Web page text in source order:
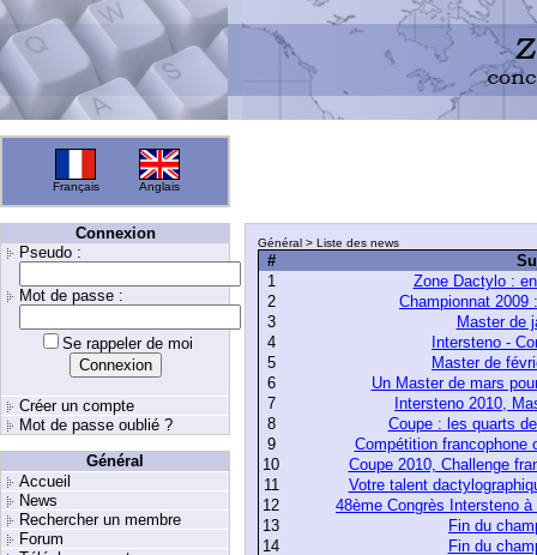
Français Anglais
Connexion
Pseudo :
Mot de passe :
Se rappeler de moi
Créer un compte
Mot de passe oublié ?
Général
Accueil
News
Rechercher un membre
Forum
Général > Liste des news
#
1
Zone Dactylo :
2
Championnat 2009
3
Master de
4
Intersteno -
5
Master de
6
Un Master de mars
7
Intersteno 2010,
8
Coupe : les quarts
9
Compétition francophone
10
Coupe 2010, Challenge
11
Votre talent
12
48ème Congrès Intersteno
13
Fin du
14
Fin du